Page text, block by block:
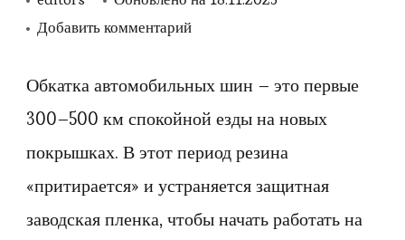
Добавить комментарийк
Обкатка
зимних
–
что
это,
Обкатка автомобильных шин – это первые
300–500 км спокойной езды на новых
покрышках. В этот период резина
«притирается» и устраняется защитная
заводская пленка, чтобы начать работать на